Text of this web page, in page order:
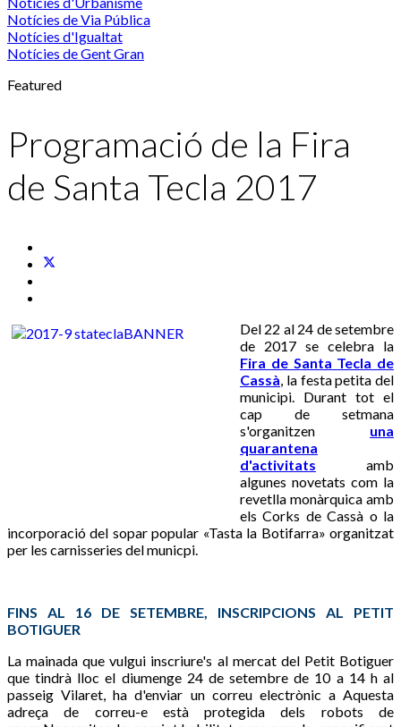
Notícies de Via Pública
Notícies d'Igualtat
Notícies de Gent Gran
Featured
Programació de la Fira
de Santa Tecla 2017
Del 22 al 24 de setembre
de 2017 se celebra la
Fira de Santa Tecla de
Cassà, la festa petita del
municipi. Durant tot el
cap de setmana
s'organitzen una
quarantena
d'activitats amb
algunes novetats com la
revetlla monàrquica amb
els Corks de Cassà o la
incorporació del sopar popular «Tasta la Botifarra» organitzat
per les carnisseries del municpi.
FINS AL 16 DE SETEMBRE, INSCRIPCIONS AL PETIT
BOTIGUER
La mainada que vulgui inscriure's al mercat del Petit Botiguer
que tindrà lloc el diumenge 24 de setembre de 10 a 14 h al
passeig Vilaret, ha d'enviar un correu electrònic a Aquesta
adreça de correu-e està protegida dels robots de